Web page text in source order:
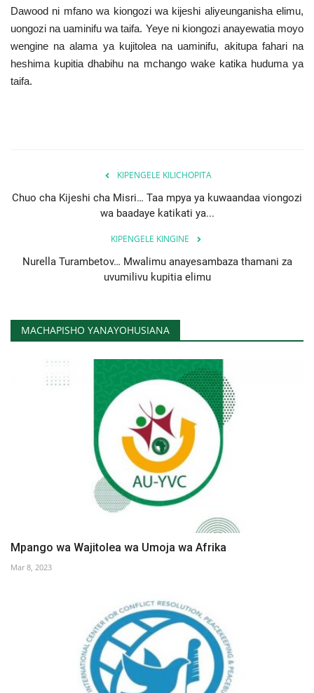
Dawood ni mfano wa kiongozi wa kijeshi aliyeunganisha elimu,
uongozi na uaminifu wa taifa. Yeye ni kiongozi anayewatia moyo
wengine na alama ya kujitolea na uaminifu, akitupa fahari na
heshima kupitia dhabihu na mchango wake katika huduma ya
taifa.
KIPENGELE KILICHOPITA
Chuo cha Kijeshi cha Misri… Taa mpya ya kuwaandaa viongozi
wa baadaye katikati ya...
KIPENGELE KINGINE
Nurella Turambetov… Mwalimu anayesambaza thamani za
uvumilivu kupitia elimu
MACHAPISHO YANAYOHUSIANA
Mpango wa Wajitolea wa Umoja wa Afrika
Mar 8, 2023